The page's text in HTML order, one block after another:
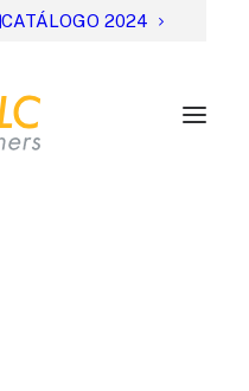
CATÁLOGO 2024